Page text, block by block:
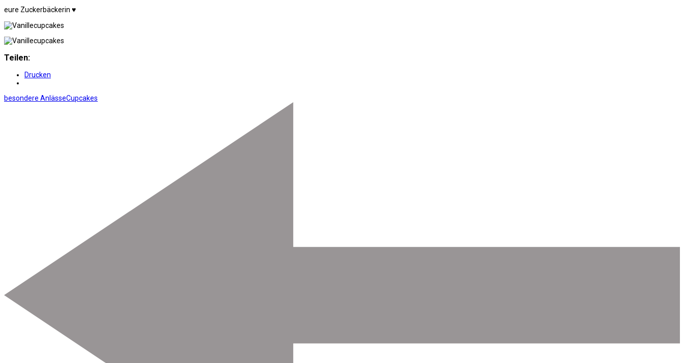
eure Zuckerbäckerin ♥
Teilen:
Drucken
besondere AnlässeCupcakes